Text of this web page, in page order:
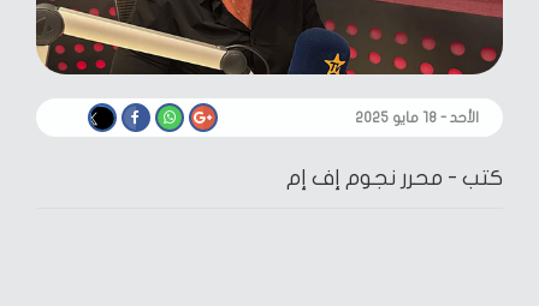
الأحد - ١٨ مايو ٢٠٢٥
كتب - محرر نجوم إف إم